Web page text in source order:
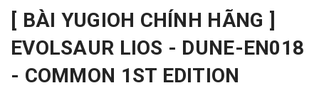
[ BÀI YUGIOH CHÍNH HÃNG ]
EVOLSAUR LIOS - DUNE-EN018
- COMMON 1ST EDITION